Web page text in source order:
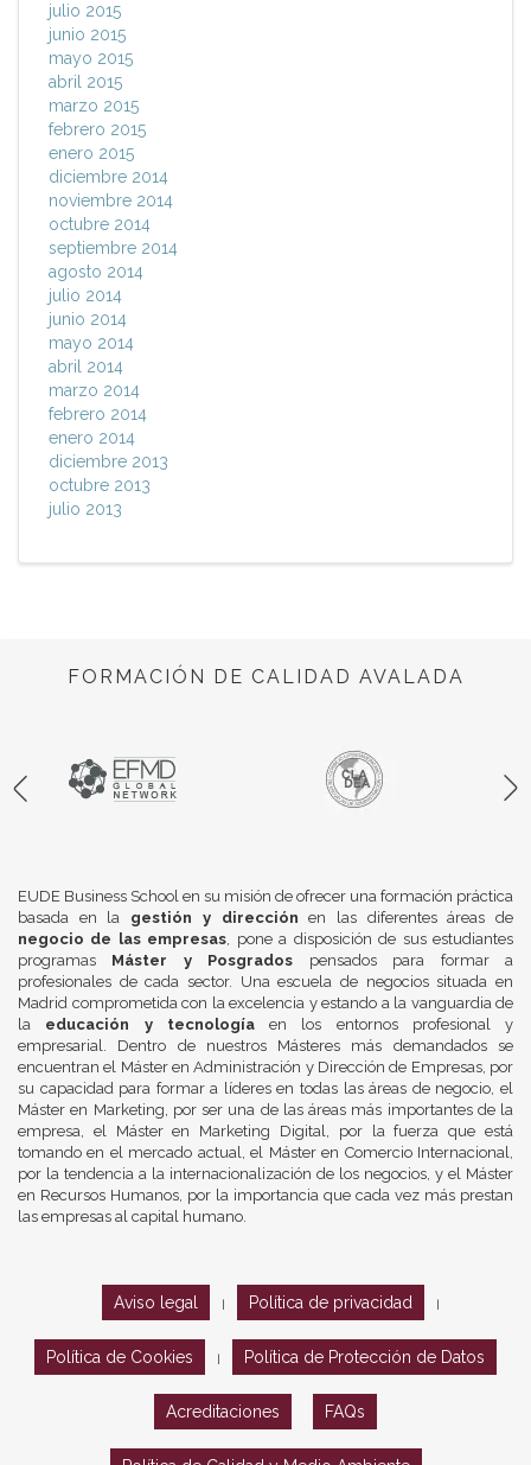
julio 2015
junio 2015
mayo 2015
abril 2015
marzo 2015
febrero 2015
enero 2015
diciembre 2014
noviembre 2014
octubre 2014
septiembre 2014
agosto 2014
julio 2014
junio 2014
mayo 2014
abril 2014
marzo 2014
febrero 2014
enero 2014
diciembre 2013
octubre 2013
julio 2013
FORMACIÓN DE CALIDAD AVALADA
EUDE Business School en su misión de ofrecer una formación práctica
basada en la gestión y dirección en las diferentes áreas de
negocio de las empresas, pone a disposición de sus estudiantes
programas Máster y Posgrados pensados para formar a
profesionales de cada sector. Una escuela de negocios situada en
Madrid comprometida con la excelencia y estando a la vanguardia de
la educación y tecnologíaen los entornos profesional y
empresarial. Dentro de nuestros Másteres más demandados se
encuentran el Máster en Administración y Dirección de Empresas, por
su capacidad para formar a líderes en todas las áreas de negocio, el
Máster en Marketing, por ser una de las áreas más importantes de la
empresa, el Máster en Marketing Digital, por la fuerza que está
tomando en el mercado actual, el Máster en Comercio Internacional,
por la tendencia a la internacionalización de los negocios, y el Máster
en Recursos Humanos, por la importancia que cada vez más prestan
las empresas al capital humano.
Aviso legal Política de privacidad
Política de Cookies Política de Protección de Datos
Acreditaciones FAQs